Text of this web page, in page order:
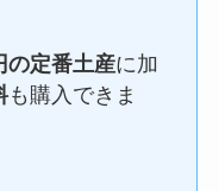
の定番土産に加
も購入できま